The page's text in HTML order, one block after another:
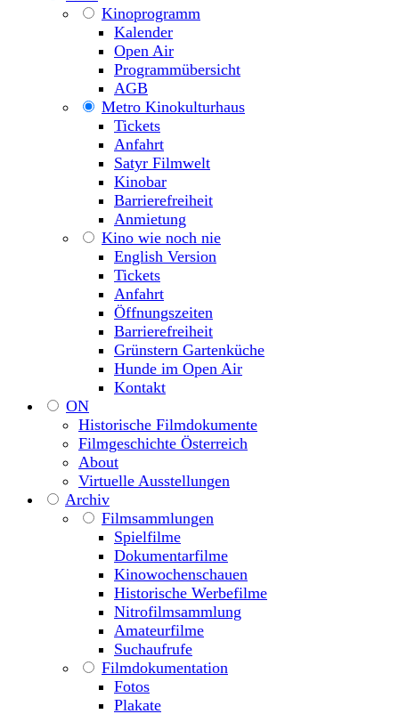
Kinoprogramm
Kalender
Open Air
Programmübersicht
AGB
Metro Kinokulturhaus
Tickets
Anfahrt
Satyr Filmwelt
Kinobar
Barrierefreiheit
Anmietung
Kino wie noch nie
English Version
Tickets
Anfahrt
Öffnungszeiten
Barrierefreiheit
Grünstern Gartenküche
Hunde im Open Air
Kontakt
ON
Historische Filmdokumente
Filmgeschichte Österreich
About
Virtuelle Ausstellungen
Archiv
Filmsammlungen
Spielfilme
Dokumentarfilme
Kinowochenschauen
Historische Werbefilme
Nitrofilmsammlung
Amateurfilme
Suchaufrufe
Filmdokumentation
Fotos
Plakate